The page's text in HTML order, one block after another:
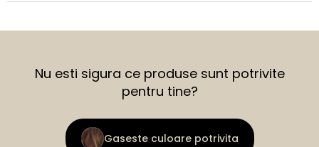
Nu esti sigura ce produse sunt potrivite
pentru tine?
Gaseste culoare potrivita